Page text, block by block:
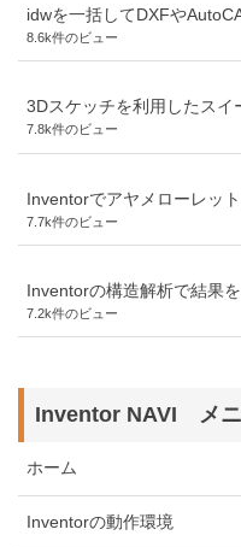
idwを一括してDXFや
8.6k件のビュー
3Dスケッチを利用したスイ
7.8k件のビュー
Inventorでアヤメローレッ
7.7k件のビュー
Inventorの構造解析で結果
7.2k件のビュー
Inventor NAVI メ
ホーム
Inventorの動作環境